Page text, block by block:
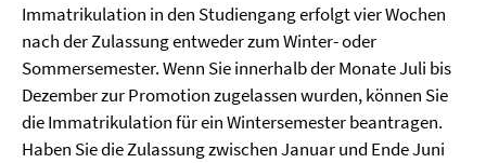
Immatrikulation in den Studiengang erfolgt vier Wochen
nach der Zulassung entweder zum Winter- oder
Sommersemester. Wenn Sie innerhalb der Monate Juli bis
Dezember zur Promotion zugelassen wurden, können Sie
die Immatrikulation für ein Wintersemester beantragen.
Haben Sie die Zulassung zwischen Januar und Ende Juni